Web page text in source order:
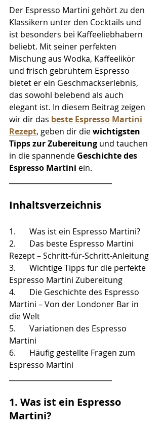
Der Espresso Martini gehört zu den
Klassikern unter den Cocktails und
ist besonders bei Kaffeeliebhabern
beliebt. Mit seiner perfekten
Mischung aus Wodka, Kaffeelikör
und frisch gebrühtem Espresso
bietet er ein Geschmackserlebnis,
das sowohl belebend als auch
elegant ist. In diesem Beitrag zeigen
wir dir das beste Espresso Martini
Rezept, geben dir die wichtigsten
Tipps zur Zubereitung und tauchen
in die spannende Geschichte des
Espresso Martini ein.
Inhaltsverzeichnis
1.	Was ist ein Espresso Martini?
2.	Das beste Espresso Martini
Rezept – Schritt-für-Schritt-Anleitung
3.	Wichtige Tipps für die perfekte
Espresso Martini Zubereitung
4.	Die Geschichte des Espresso
Martini – Von der Londoner Bar in
die Welt
5.	Variationen des Espresso
Martini
6.	Häufig gestellte Fragen zum
Espresso Martini
1. Was ist ein Espresso
Martini?